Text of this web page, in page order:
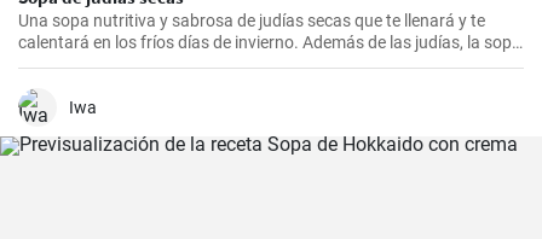
Una sopa nutritiva y sabrosa de judías secas que te llenará y te
calentará en los fríos días de invierno. Además de las judías, la sopa
también tiene patatas, zanahorias y cebolla, que le dan un rico
sabor y aroma.
Iwa